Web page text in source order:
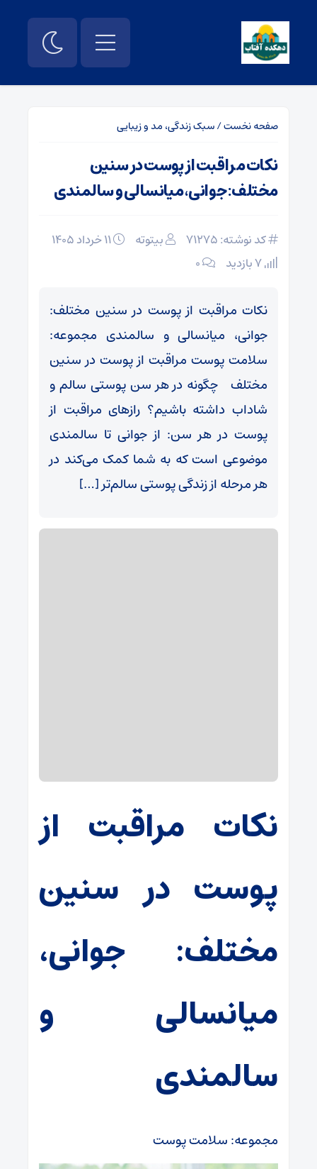
صفحه نخست/سبک زندگی، مد و زیبایی
نکات مراقبت از پوست در سنین
مختلف: جوانی، میانسالی و سالمندی
کد نوشته: 71275 بیتوته
۰
نکات مراقبت از پوست در سنین مختلف:
جوانی، میانسالی و سالمندی مجموعه:
سلامت پوست مراقبت از پوست در سنین
مختلف چگونه در هر سن پوستی سالم و
شاداب داشته باشیم؟ رازهای مراقبت از
پوست در هر سن: از جوانی تا سالمندی
موضوعی است که به شما کمک می‌کند در
هر مرحله از زندگی پوستی سالم‌تر […]
نکات مراقبت از
پوست در سنین
مختلف: جوانی،
میانسالی و
سالمندی
مجموعه: سلامت پوست